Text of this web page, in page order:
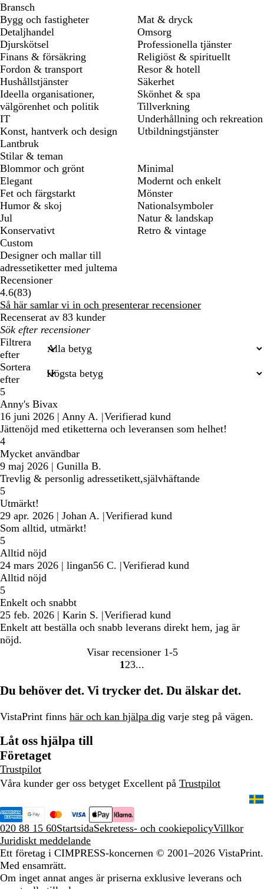
Bransch
Bygg och fastigheter
Detaljhandel
Djurskötsel
Finans & försäkring
Fordon & transport
Hushållstjänster
Ideella organisationer,
välgörenhet och politik
IT
Konst, hantverk och design
Lantbruk
Mat & dryck
Omsorg
Professionella tjänster
Religiöst & spirituellt
Resor & hotell
Säkerhet
Skönhet & spa
Tillverkning
Underhållning och rekreation
Utbildningstjänster
Stilar & teman
Blommor och grönt
Elegant
Fet och färgstarkt
Humor & skoj
Jul
Konservativt
Minimal
Modernt och enkelt
Mönster
Nationalsymboler
Natur & landskap
Retro & vintage
Custom
Designer och mallar till
adressetiketter med jultema
Recensioner
4.6(8383
recensioner
)
Så här samlar vi in och presenterar recensioner
Recenserat av 83 kunder
Mina
inmatade
sökningar
Filtrera
efter
Sortera
efter
5
Anny's Bivax
16 juni 2026 | Anny A. |Verifierad kund
Jättenöjd med etiketterna och leveransen som helhet!
4
Mycket användbar
9 maj 2026 | Gunilla B.
Trevlig & personlig adressetikett,självhäftande
5
Utmärkt!
29 apr. 2026 | Johan A. |Verifierad kund
Som alltid, utmärkt!
5
Alltid nöjd
24 mars 2026 | lingan56 C. |Verifierad kund
Alltid nöjd
5
Enkelt och snabbt
25 feb. 2026 | Karin S. |Verifierad kund
Enkelt att beställa och snabb leverans direkt hem, jag är
nöjd.
Visar recensioner 1-5
Gå
sidan
1 Gå
sidan
2 Gå
sidan
3
Du behöver det. Vi trycker det. Du älskar det.
VistaPrint finns här och kan hjälpa dig varje steg på vägen.
Låt oss hjälpa till
Företaget
Trustpilot
Våra kunder ger oss betyget Excellent på Trustpilot
020 88 15 60StartsidaSekretess- och cookiepolicyVillkor
Juridiskt meddelande
Ett företag i CIMPRESS-koncernen © 2001–2026 VistaPrint.
Med ensamrätt.
Om inget annat anges är priserna exklusive leverans och